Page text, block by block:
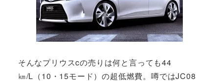
そんなプリウスcの売りは何と言っても44
㎞/L（10・15モード）の超低燃費。噂ではJC08